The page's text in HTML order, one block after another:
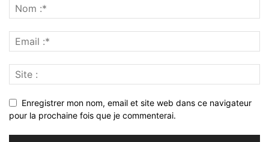
Enregistrer mon nom, email et site web dans ce navigateur
pour la prochaine fois que je commenterai.